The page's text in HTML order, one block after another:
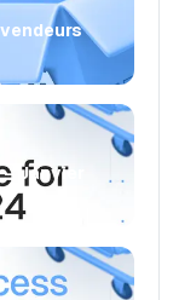
Janvier